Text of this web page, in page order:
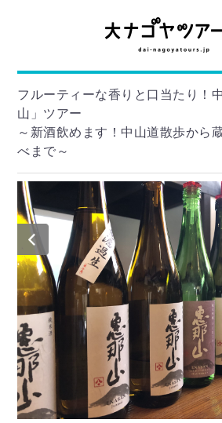
フルーティーな香りと口当たり！
山」ツアー
～新酒飲めます！中山道散歩から
べまで～